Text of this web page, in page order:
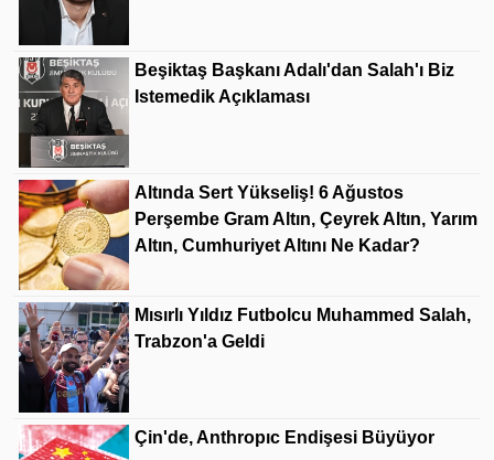
Beşiktaş Başkanı Adalı'dan Salah'ı Biz
Istemedik Açıklaması
Altında Sert Yükseliş! 6 Ağustos
Perşembe Gram Altın, Çeyrek Altın, Yarım
Altın, Cumhuriyet Altını Ne Kadar?
Mısırlı Yıldız Futbolcu Muhammed Salah,
Trabzon'a Geldi
Çin'de, Anthropıc Endişesi Büyüyor